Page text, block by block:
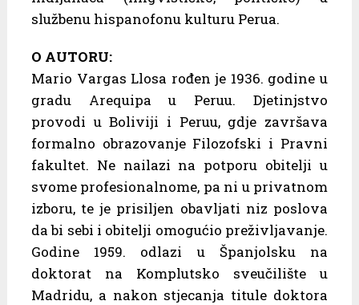
službenu hispanofonu kulturu Perua.
O AUTORU:
Mario Vargas Llosa rođen je 1936. godine u
gradu Arequipa u Peruu. Djetinjstvo
provodi u Boliviji i Peruu, gdje završava
formalno obrazovanje Filozofski i Pravni
fakultet. Ne nailazi na potporu obitelji u
svome profesionalnome, pa ni u privatnom
izboru, te je prisiljen obavljati niz poslova
da bi sebi i obitelji omogućio preživljavanje.
Godine 1959. odlazi u Španjolsku na
doktorat na Komplutsko sveučilište u
Madridu, a nakon stjecanja titule doktora